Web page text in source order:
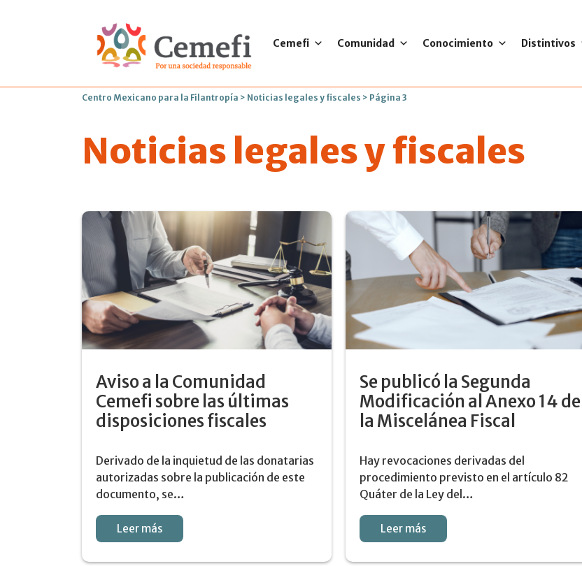
Cemefi Comunidad Conocimiento Distintivos
Centro Mexicano para la Filantropía > Noticias legales y fiscales > Página 3
Noticias legales y fiscales
Aviso a la Comunidad
Cemefi sobre las últimas
disposiciones fiscales
Derivado de la inquietud de las donatarias
autorizadas sobre la publicación de este
documento, se…
Leer más
Se publicó la Segunda
Modificación al Anexo 14 de
la Miscelánea Fiscal
Hay revocaciones derivadas del
procedimiento previsto en el artículo 82
Quáter de la Ley del…
Leer más